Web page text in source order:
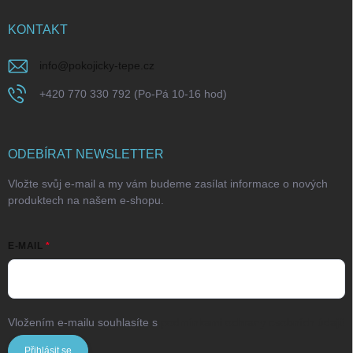
KONTAKT
info @pokojicky-tepe.cz
+420 770 330 792 (Po-Pá 10-16 hod)
ODEBÍRAT NEWSLETTER
Vložte svůj e-mail a my vám budeme zasílat informace o nových
produktech na našem e-shopu.
E-MAIL
Vložením e-mailu souhlasíte s
Přihlásit se